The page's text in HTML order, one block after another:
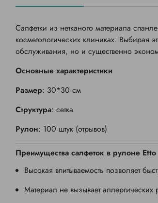
Салфетки из нетканого материала
косметологических клиниках. Выбирая
обслуживания, но и существенно
Основные характеристики
Размер: 30*30 см
Структура: сетка
Рулон: 100 штук (отрывов)
Преимущества салфеток в рулоне Etto
Высокая впитываемость позволяет
Материал не вызывает